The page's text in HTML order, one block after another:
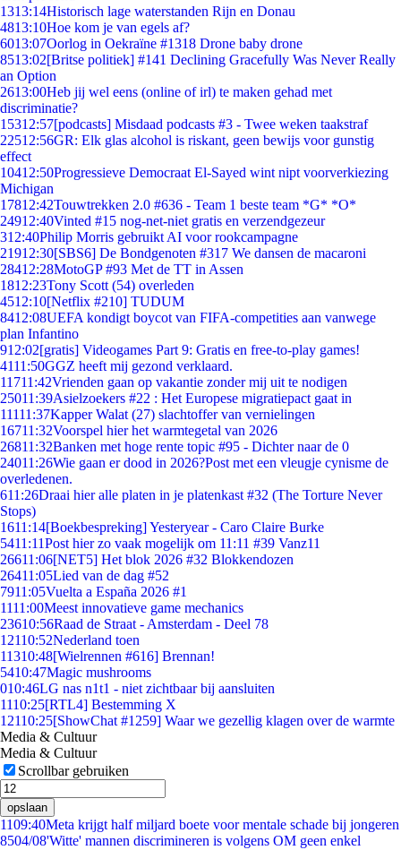
1313:14Historisch lage waterstanden Rijn en Donau
4813:10Hoe kom je van egels af?
6013:07Oorlog in Oekraïne #1318 Drone baby drone
8513:02[Britse politiek] #141 Declining Gracefully Was Never Really
an Option
2613:00Heb jij wel eens (online of irl) te maken gehad met
discriminatie?
15312:57[podcasts] Misdaad podcasts #3 - Twee weken taakstraf
22512:56GR: Elk glas alcohol is riskant, geen bewijs voor gunstig
effect
10412:50Progressieve Democraat El-Sayed wint nipt voorverkiezing
Michigan
17812:42Touwtrekken 2.0 #636 - Team 1 beste team *G* *O*
24912:40Vinted #15 nog-net-niet gratis en verzendgezeur
312:40Philip Morris gebruikt AI voor rookcampagne
21912:30[SBS6] De Bondgenoten #317 We dansen de macaroni
28412:28MotoGP #93 Met de TT in Assen
1812:23Tony Scott (54) overleden
4512:10[Netflix #210] TUDUM
8412:08UEFA kondigt boycot van FIFA-competities aan vanwege
plan Infantino
912:02[gratis] Videogames Part 9: Gratis en free-to-play games!
4111:50GGZ heeft mij gezond verklaard.
11711:42Vrienden gaan op vakantie zonder mij uit te nodigen
25011:39Asielzoekers #22 : Het Europese migratiepact gaat in
11111:37Kapper Walat (27) slachtoffer van vernielingen
16711:32Voorspel hier het warmtegetal van 2026
26811:32Banken met hoge rente topic #95 - Dichter naar de 0
24011:26Wie gaan er dood in 2026?Post met een vleugje cynisme de
overledenen.
611:26Draai hier alle platen in je platenkast #32 (The Torture Never
Stops)
1611:14[Boekbespreking] Yesteryear - Caro Claire Burke
5411:11Post hier zo vaak mogelijk om 11:11 #39 Vanz11
26611:06[NET5] Het blok 2026 #32 Blokkendozen
26411:05Lied van de dag #52
7911:05Vuelta a España 2026 #1
1111:00Meest innovatieve game mechanics
23610:56Raad de Straat - Amsterdam - Deel 78
12110:52Nederland toen
11310:48[Wielrennen #616] Brennan!
5410:47Magic mushrooms
010:46LG nas n1t1 - niet zichtbaar bij aansluiten
1110:25[RTL4] Bestemming X
12110:25[ShowChat #1259] Waar we gezellig klagen over de warmte
Media & Cultuur
Media & Cultuur
Scrollbar gebruiken
opslaan
1109:40Meta krijgt half miljard boete voor mentale schade bij jongeren
8504/08'Witte' mannen discrimineren is volgens OM geen enkel